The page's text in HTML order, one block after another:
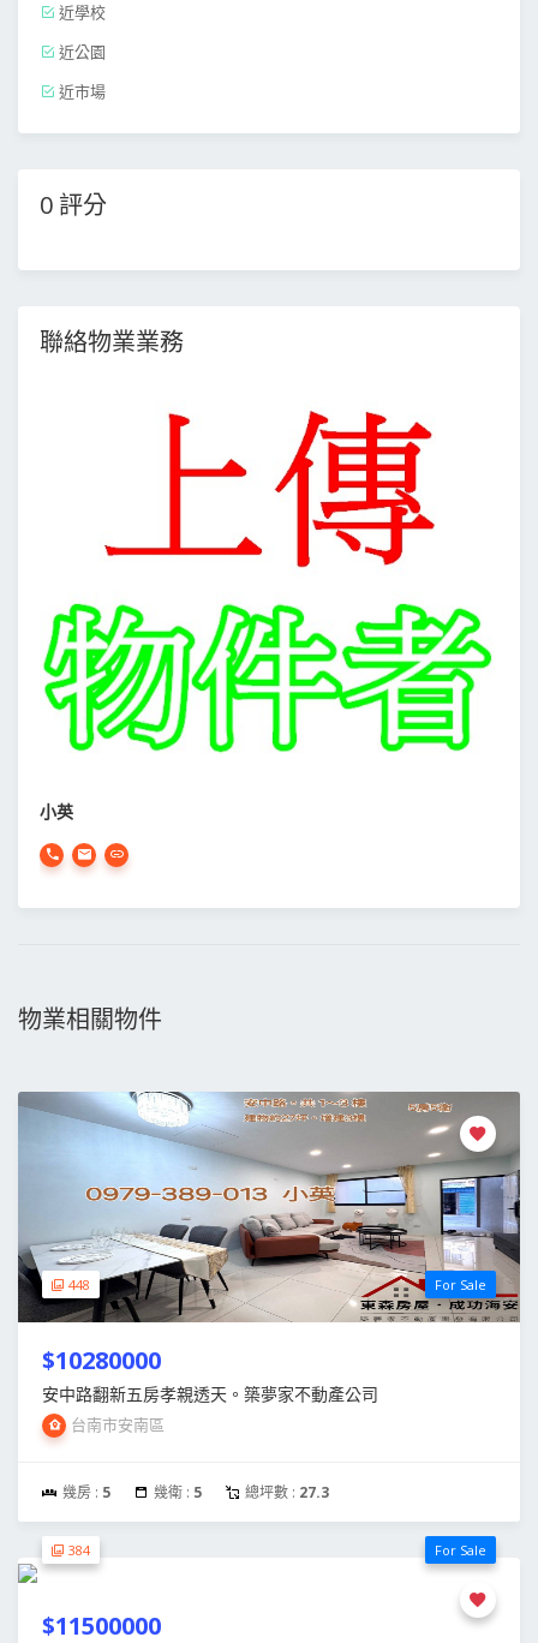
近學校
近公園
近市場
0 評分
聯絡物業業務
小英
物業相關物件
448 For Sale
$10280000
安中路翻新五房孝親透天。築夢家不動產公司
台南市安南區
幾房 : 5 幾衛 : 5 總坪數 : 27.3
384 For Sale
$11500000